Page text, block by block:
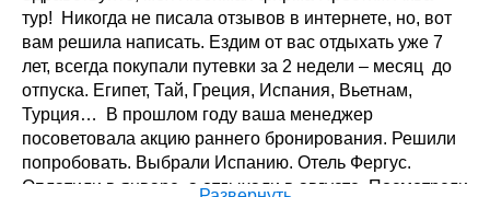
Здравствуйте, моя любимая фирма Престиж Аква
тур! Никогда не писала отзывов в интернете, но, вот
вам решила написать. Ездим от вас отдыхать уже 7
лет, всегда покупали путевки за 2 недели – месяц до
отпуска. Египет, Тай, Греция, Испания, Вьетнам,
Турция… В прошлом году ваша менеджер
посоветовала акцию раннего бронирования. Решили
попробовать. Выбрали Испанию. Отель Фергус.